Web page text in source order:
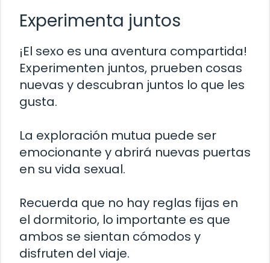
Experimenta juntos
¡El sexo es una aventura compartida!
Experimenten juntos, prueben cosas
nuevas y descubran juntos lo que les
gusta.
La exploración mutua puede ser
emocionante y abrirá nuevas puertas
en su vida sexual.
Recuerda que no hay reglas fijas en
el dormitorio, lo importante es que
ambos se sientan cómodos y
disfruten del viaje.